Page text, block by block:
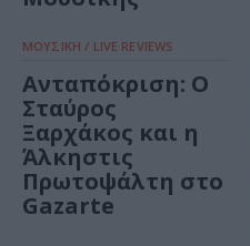
ΜΟΥΣΙΚΗ / LIVE REVIEWS
Ανταπόκριση: Ο
Σταύρος
Ξαρχάκος και η
Άλκηστις
Πρωτοψάλτη στο
Gazarte